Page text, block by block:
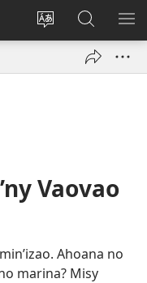
Hiova
Hiditra
(manokatra
ato
Amin’ny
Vaovao
Ahoana no
marina? Misy